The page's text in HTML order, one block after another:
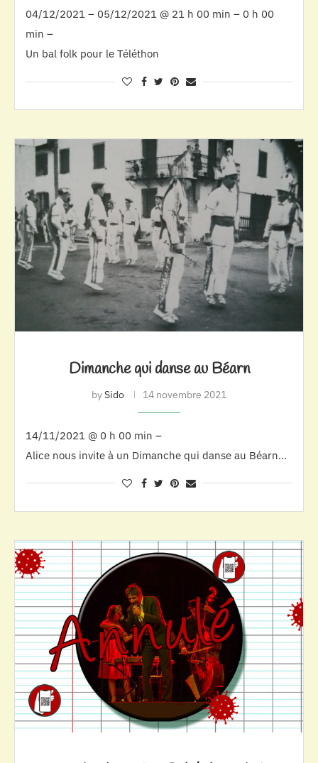
04/12/2021 – 05/12/2021 @ 21 h 00 min – 0 h 00
min –
Un bal folk pour le Téléthon
Dimanche qui danse au Béarn
bySido 14 novembre 2021
14/11/2021 @ 0 h 00 min –
Alice nous invite à un Dimanche qui danse au Béarn…